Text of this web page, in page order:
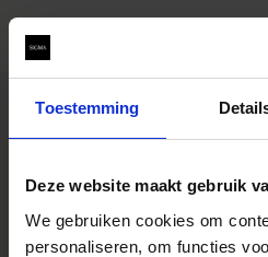
Toestemming
Deze website maakt gebruik
We gebruiken cookies om
personaliseren, om functies
FONCTIONNALITÉS